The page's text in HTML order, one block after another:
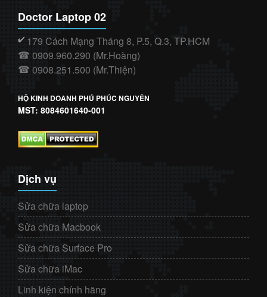
Doctor Laptop 02
✔️ 179 Cách Mạng Tháng 8, P.5, Q.3, TP.HCM
☎ 0909.960.290 (Mr.Hoàng)
☎ 0908.251.500 (Mr.Thiện)
HỘ KINH DOANH PHÚ PHÚC NGUYÊN
MST: 8084601640-001
Dịch vụ
Sửa chữa laptop
Sửa chữa Macbook
Sửa chữa Surface Pro
Sửa chữa iMac
Linh kiện chính hãng